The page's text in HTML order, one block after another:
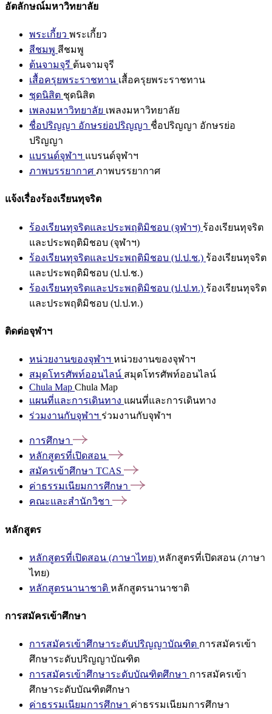
อัตลักษณ์มหาวิทยาลัย
พระเกี้ยว พระเกี้ยว
สีชมพู สีชมพู
ต้นจามจุรี ต้นจามจุรี
เสื้อครุยพระราชทาน เสื้อครุยพระราชทาน
ชุดนิสิต ชุดนิสิต
เพลงมหาวิทยาลัย เพลงมหาวิทยาลัย
ชื่อปริญญา อักษรย่อปริญญา ชื่อปริญญา อักษรย่อ
ปริญญา
แบรนด์จุฬาฯ แบรนด์จุฬาฯ
ภาพบรรยากาศ ภาพบรรยากาศ
แจ้งเรื่องร้องเรียนทุจริต
ร้องเรียนทุจริตและประพฤติมิชอบ (จุฬาฯ) ร้องเรียนทุจริต
และประพฤติมิชอบ (จุฬาฯ)
ร้องเรียนทุจริตและประพฤติมิชอบ (ป.ป.ช.) ร้องเรียนทุจริต
และประพฤติมิชอบ (ป.ป.ช.)
ร้องเรียนทุจริตและประพฤติมิชอบ (ป.ป.ท.) ร้องเรียนทุจริต
และประพฤติมิชอบ (ป.ป.ท.)
ติดต่อจุฬาฯ
หน่วยงานของจุฬาฯ หน่วยงานของจุฬาฯ
สมุดโทรศัพท์ออนไลน์ สมุดโทรศัพท์ออนไลน์
Chula Map Chula Map
แผนที่และการเดินทาง แผนที่และการเดินทาง
ร่วมงานกับจุฬาฯ ร่วมงานกับจุฬาฯ
การศึกษา
หลักสูตรที่เปิดสอน
สมัครเข้าศึกษา TCAS
ค่าธรรมเนียมการศึกษา
คณะและสำนักวิชา
หลักสูตร
หลักสูตรที่เปิดสอน (ภาษาไทย) หลักสูตรที่เปิดสอน (ภาษา
ไทย)
หลักสูตรนานาชาติ หลักสูตรนานาชาติ
การสมัครเข้าศึกษา
การสมัครเข้าศึกษาระดับปริญญาบัณฑิต การสมัครเข้า
ศึกษาระดับปริญญาบัณฑิต
การสมัครเข้าศึกษาระดับบัณฑิตศึกษา การสมัครเข้า
ศึกษาระดับบัณฑิตศึกษา
ค่าธรรมเนียมการศึกษา ค่าธรรมเนียมการศึกษา